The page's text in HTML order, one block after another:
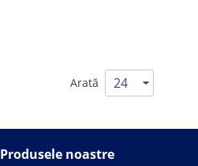
Arată
Produsele noastre